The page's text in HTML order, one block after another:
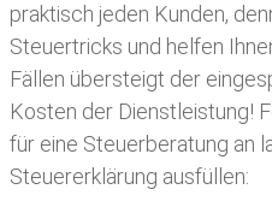
praktisch jeden Kunden,
Steuertricks und helfen
Fällen übersteigt der
Kosten der Dienstleistung!
für eine Steuerberatung an
Steuererklärung ausfüllen: